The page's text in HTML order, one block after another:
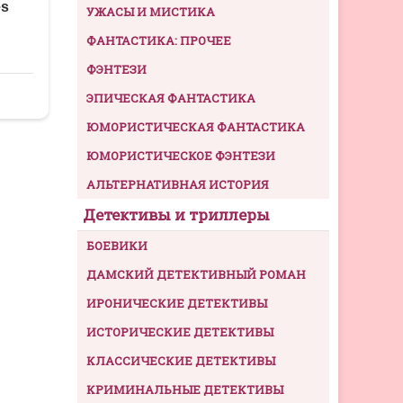
УЖАСЫ И МИСТИКА
ФАНТАСТИКА: ПРОЧЕЕ
ФЭНТЕЗИ
ЭПИЧЕСКАЯ ФАНТАСТИКА
ЮМОРИСТИЧЕСКАЯ ФАНТАСТИКА
ЮМОРИСТИЧЕСКОЕ ФЭНТЕЗИ
АЛЬТЕРНАТИВНАЯ ИСТОРИЯ
Детективы и триллеры
БОЕВИКИ
ДАМСКИЙ ДЕТЕКТИВНЫЙ РОМАН
ИРОНИЧЕСКИЕ ДЕТЕКТИВЫ
ИСТОРИЧЕСКИЕ ДЕТЕКТИВЫ
КЛАССИЧЕСКИЕ ДЕТЕКТИВЫ
КРИМИНАЛЬНЫЕ ДЕТЕКТИВЫ